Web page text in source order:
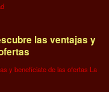
las ventajas y
y benefíciate de las ofertas La